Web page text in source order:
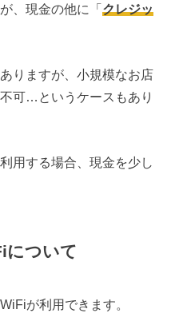
、現金の他に「クレジッ
りますが、小規模なお店
可…というケースもあり
用する場合、現金を少し
について
が利用できます。